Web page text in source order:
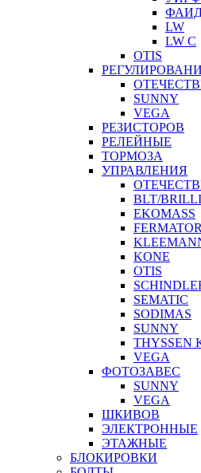
LW
LW C
OTIS
SUNNY
VEGA
РЕЗИСТОРОВ
РЕЛЕЙНЫЕ
ТОРМОЗА
УПРАВЛЕНИЯ
BLT/
EKOMASS
FERMATOR
KONE
OTIS
SEMATIC
SODIMAS
SUNNY
THYSSEN
VEGA
ФОТОЗАВЕС
SUNNY
VEGA
ШКИВОВ
ЭЛЕКТРОННЫЕ
ЭТАЖНЫЕ
БЛОКИРОВКИ